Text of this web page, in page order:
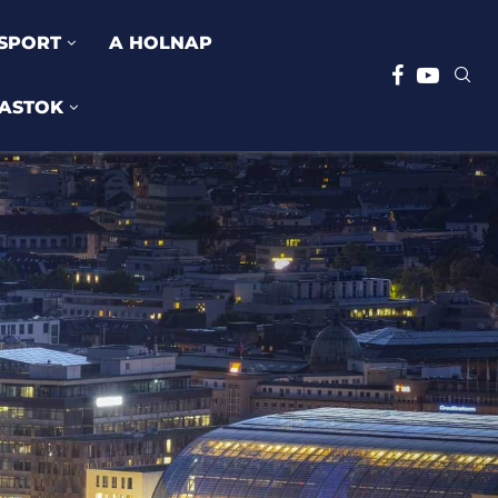
A HOLNAP